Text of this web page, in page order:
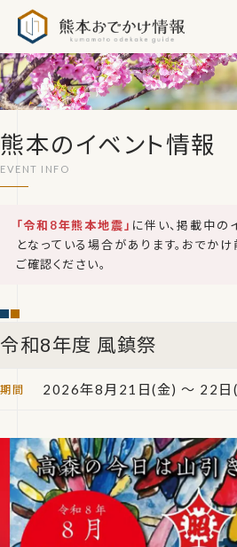
熊本のイベント情報
「令和8年熊本地震」 に伴い、掲載中の
となっている場合があります。おでか
ご確認ください。
令和8年度 風鎮祭
2026年8月21日(金) ～ 22日